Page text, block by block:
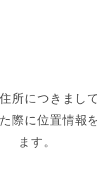
所につきまし
際に位置情報
ます。